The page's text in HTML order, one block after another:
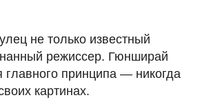
не только известный
режиссер. Гюнширай
главного принципа — никогда
картинах.